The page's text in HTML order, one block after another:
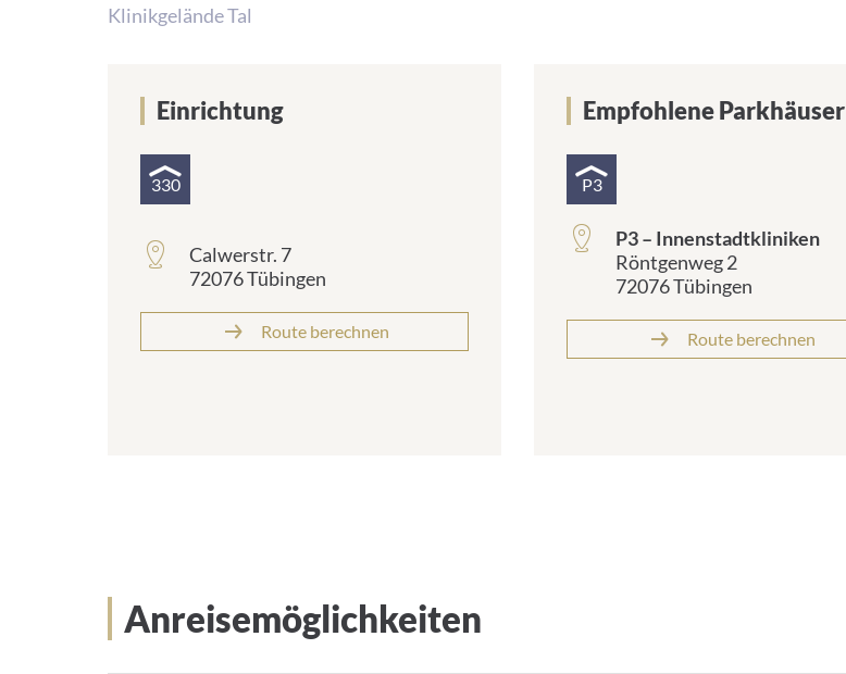
Klinikgelände Tal
Einrichtung
330
Calwerstr. 7
72076 Tübingen
Route berechnen
Empfohlene Parkhäuser
P3
P3 – Innenstadtkliniken
Röntgenweg 2
72076 Tübingen
Route berechnen
Anreisemöglichkeiten